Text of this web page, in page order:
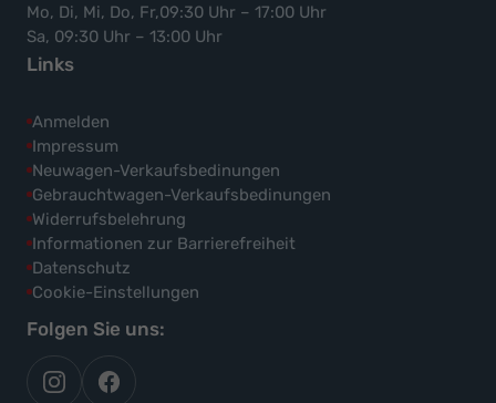
Mo, Di, Mi, Do, Fr,09:30 Uhr – 17:00 Uhr
Sa, 09:30 Uhr – 13:00 Uhr
Links
Anmelden
Impressum
Neuwagen-Verkaufsbedinungen
Gebrauchtwagen-Verkaufsbedinungen
Widerrufsbelehrung
Informationen zur Barrierefreiheit
Datenschutz
Cookie-Einstellungen
Folgen Sie uns:
autoflexautoflex24